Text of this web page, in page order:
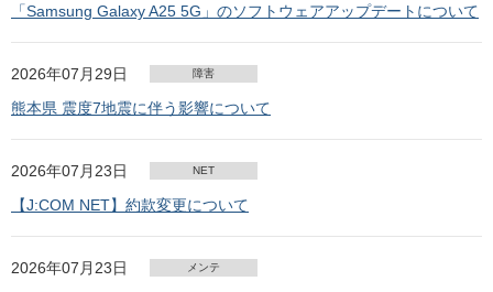
「Samsung Galaxy A25 5G」のソフトウェアアップデートについて
2026年07月29日 障害
熊本県 震度7地震に伴う影響について
2026年07月23日 NET
【J:COM NET】約款変更について
2026年07月23日 メンテ